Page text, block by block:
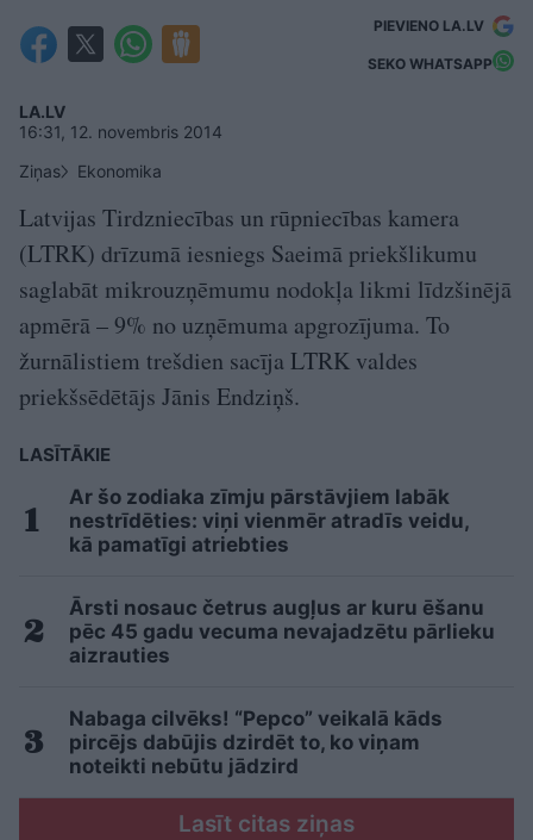
PIEVIENO LA.LV
SEKO WHATSAPP
LA.LV
16:31, 12. novembris 2014
Ziņas
Ekonomika
Latvijas Tirdzniecības un rūpniecības kamera
(LTRK) drīzumā iesniegs Saeimā priekšlikumu
saglabāt mikrouzņēmumu nodokļa likmi līdzšinējā
apmērā – 9% no uzņēmuma apgrozījuma. To
žurnālistiem trešdien sacīja LTRK valdes
priekšsēdētājs Jānis Endziņš.
LASĪTĀKIE
Ar šo zodiaka zīmju pārstāvjiem labāk
nestrīdēties: viņi vienmēr atradīs veidu,
kā pamatīgi atriebties
Ārsti nosauc četrus augļus ar kuru ēšanu
pēc 45 gadu vecuma nevajadzētu pārlieku
aizrauties
Nabaga cilvēks! “Pepco” veikalā kāds
pircējs dabūjis dzirdēt to, ko viņam
noteikti nebūtu jādzird
Lasīt citas ziņas